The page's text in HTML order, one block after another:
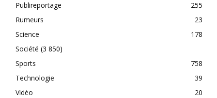
Publireportage
255
Rumeurs
23
Science
178
Société (3 850)
Sports
758
Technologie
39
Vidéo
20